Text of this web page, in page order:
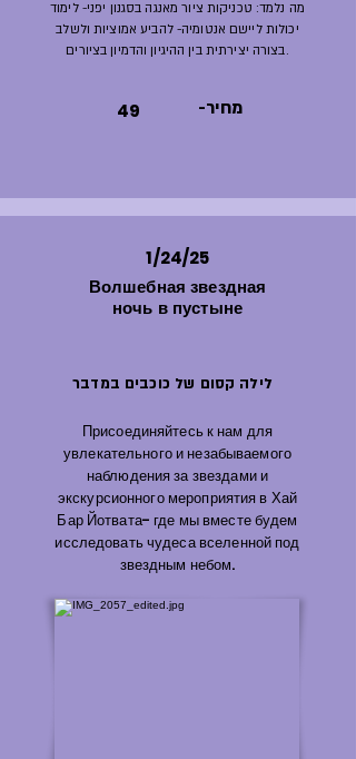
מה נלמד: טכניקות ציור מאנגה בסגנון יפני- לימוד
יכולות ליישם אנטומיה- להביע אמוציות ולשלב
בצורה יצירתית בין ההיגיון והדמיון בציורים.
49 -מחיר
1/24/25
Волшебная звездная
ночь в пустыне
לילה קסום של כוכבים במדבר
Присоединяйтесь к нам для
увлекательного и незабываемого
наблюдения за звездами и
экскурсионного мероприятия в Хай
Бар Йотвата- где мы вместе будем
исследовать чудеса вселенной под
звездным небом.